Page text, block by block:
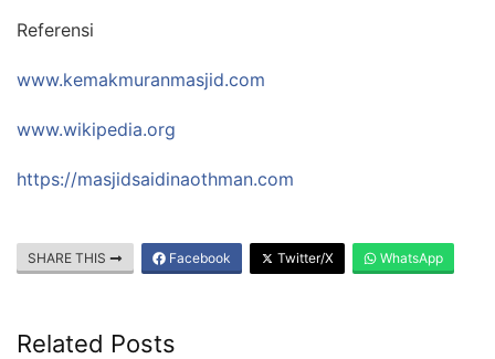
Referensi
www.kemakmuranmasjid.com
www.wikipedia.org
https://masjidsaidinaothman.com
SHARE THIS Facebook Twitter/X WhatsApp
Related Posts